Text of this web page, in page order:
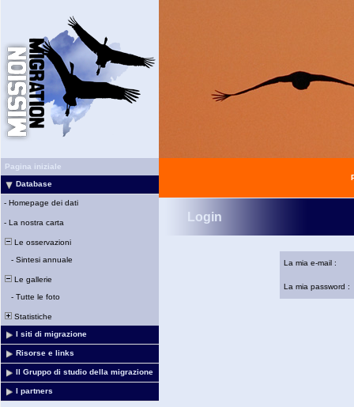
Pagina iniziale
Database
- Homepage dei dati
- La nostra carta
Le osservazioni
- Sintesi annuale
Le gallerie
- Tutte le foto
Statistiche
I siti di migrazione
Risorse e links
Il Gruppo di studio della migrazione
I partners
Login
La mia e-mail :
La mia password :